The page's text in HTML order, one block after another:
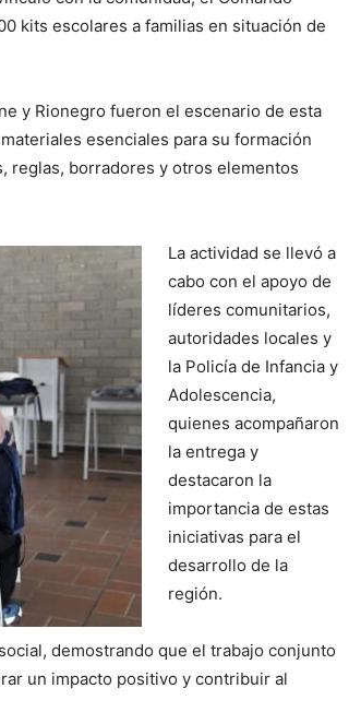
kits escolares a familias en situación de
y Rionegro fueron el escenario de esta
esenciales para su formación
reglas, borradores y otros elementos
La actividad se llevó a
cabo con el apoyo de
líderes comunitarios,
autoridades locales y
la Policía de Infancia y
Adolescencia,
quienes acompañaron
la entrega y
destacaron la
importancia de estas
iniciativas para el
desarrollo de la
región.
demostrando que el trabajo conjunto
un impacto positivo y contribuir al